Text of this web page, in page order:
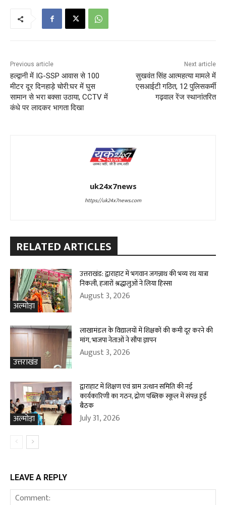
Previous article
हल्द्वानी में IG-SSP आवास से 100
मीटर दूर दिनहाड़े चोरी:घर में घुस
सामान से भरा बक्सा उठाया, CCTV में
कंधे पर लादकर भागता दिखा
Next article
सुखवंत सिंह आत्महत्या मामले में
एसआईटी गठित, 12 पुलिसकर्मी
गढ़वाल रेंज स्थानांतरित
uk24x7news
https://uk24x7news.com
RELATED ARTICLES
अल्मोड़ा
उत्तराखंड: द्वाराहाट में भगवान जगन्नाथ की भव्य रथ यात्रा
निकली, हजारों श्रद्धालुओं ने लिया हिस्सा
August 3, 2026
उत्तराखंड
लाखामंडल के विद्यालयों में शिक्षकों की कमी दूर करने की
मांग, भाजपा नेताओं ने सौंपा ज्ञापन
August 3, 2026
अल्मोड़ा
द्वाराहाट में शिक्षण एवं ग्राम उत्थान समिति की नई
कार्यकारिणी का गठन, द्रोण पब्लिक स्कूल में संपन्न हुई
बैठक
July 31, 2026
LEAVE A REPLY